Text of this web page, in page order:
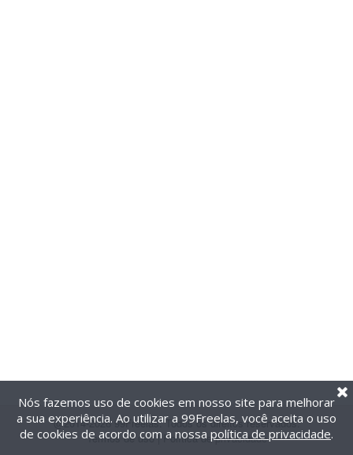
@2014-2026 99Freelas. Todos os direitos reservados.
Termos de uso| Política de privacidade
Nós fazemos uso de cookies em nosso site para melhorar
a sua experiência. Ao utilizar a 99Freelas, você aceita o uso
de cookies de acordo com a nossa política de privacidade.